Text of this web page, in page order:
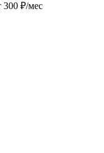
300 ₽/мес